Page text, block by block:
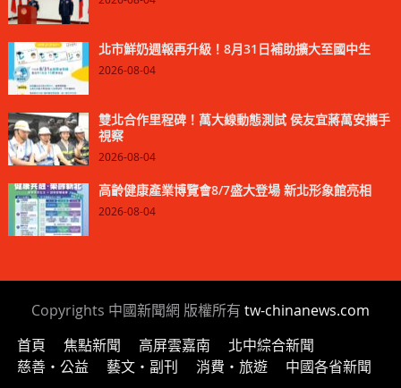
北市鮮奶週報再升級！8月31日補助擴大至國中生
2026-08-04
雙北合作里程碑！萬大線動態測試 侯友宜蔣萬安攜手
視察
2026-08-04
高齡健康產業博覽會8/7盛大登場 新北形象館亮相
2026-08-04
Copyrights 中國新聞網 版權所有 tw-chinanews.com
首頁 焦點新聞 高屏雲嘉南
北中綜合新聞
慈善‧公益
藝文‧副刊 消費‧旅遊 中國各省新聞